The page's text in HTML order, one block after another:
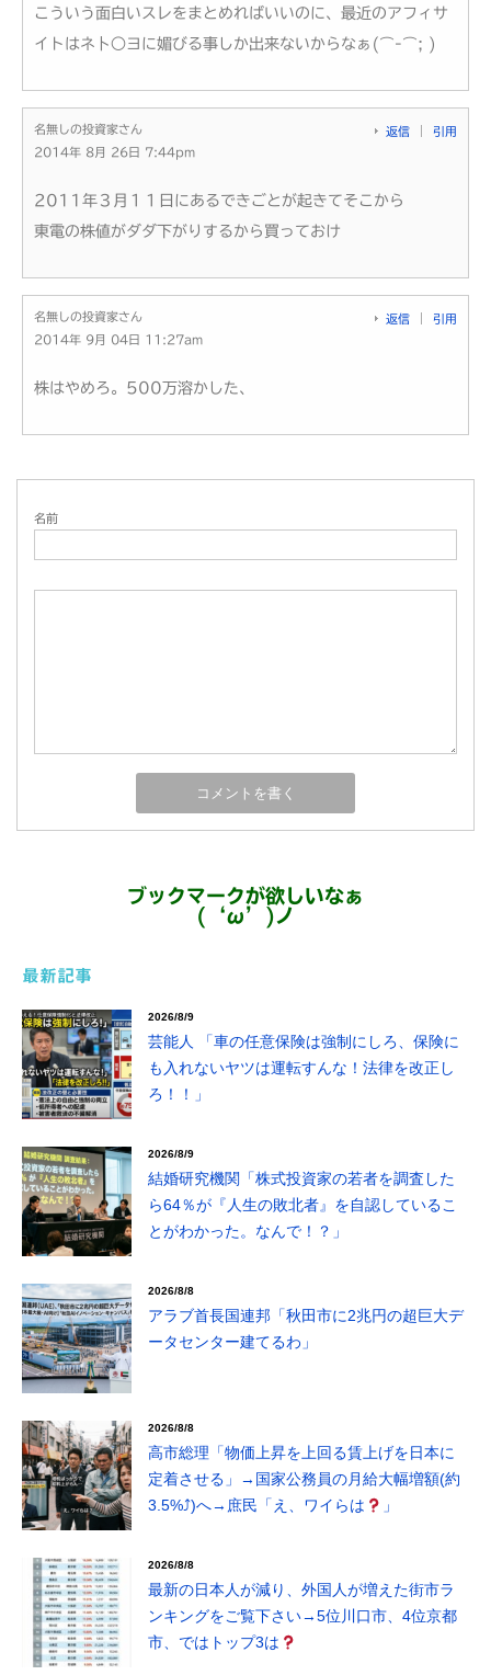
こういう面白いスレをまとめればいいのに、最近のアフィサ
イトはネ卜○ヨに媚びる事しか出来ないからなぁ(⌒-⌒; )
名無しの投資家さん
2014年 8月 26日 7:44pm
返信 引用
2011年３月１１日にあるできごとが起きてそこから
東電の株値がダダ下がりするから買っておけ
名無しの投資家さん
2014年 9月 04日 11:27am
返信 引用
株はやめろ。500万溶かした、
名前
ブックマークが欲しいなぁ
(‘ω’)ノ
最新記事
2026/8/9
芸能人 「車の任意保険は強制にしろ、保険に
も入れないヤツは運転すんな！法律を改正し
ろ！！」
2026/8/9
結婚研究機関「株式投資家の若者を調査した
ら64％が『人生の敗北者』を自認しているこ
とがわかった。なんで！？」
2026/8/8
アラブ首長国連邦「秋田市に2兆円の超巨大デ
ータセンター建てるわ」
2026/8/8
高市総理「物価上昇を上回る賃上げを日本に
定着させる」→国家公務員の月給大幅増額(約
3.5%⤴)へ→庶民「え、ワイらは
」
2026/8/8
最新の日本人が減り、外国人が増えた街市ラ
ンキングをご覧下さい→5位川口市、4位京都
市、ではトップ3は